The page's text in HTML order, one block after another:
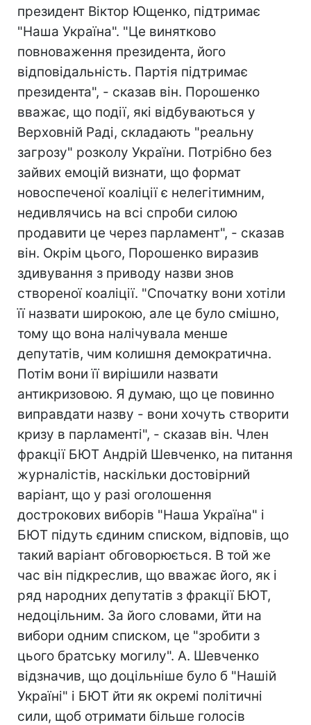
президент Віктор Ющенко, підтримає
"Наша Україна". "Це винятково
повноваження президента, його
відповідальність. Партія підтримає
президента", - сказав він. Порошенко
вважає, що події, які відбуваються у
Верховній Раді, складають "реальну
загрозу" розколу України. Потрібно без
зайвих емоцій визнати, що формат
новоспеченої коаліції є нелегітимним,
недивлячись на всі спроби силою
продавити це через парламент", - сказав
він. Окрім цього, Порошенко виразив
здивування з приводу назви знов
створеної коаліції. "Спочатку вони хотіли
її назвати широкою, але це було смішно,
тому що вона налічувала менше
депутатів, чим колишня демократична.
Потім вони її вирішили назвати
антикризовою. Я думаю, що це повинно
виправдати назву - вони хочуть створити
кризу в парламенті", - сказав він. Член
фракції БЮТ Андрій Шевченко, на питання
журналістів, наскільки достовірний
варіант, що у разі оголошення
дострокових виборів "Наша Україна" і
БЮТ підуть єдиним списком, відповів, що
такий варіант обговорюється. В той же
час він підкреслив, що вважає його, як і
ряд народних депутатів з фракції БЮТ,
недоцільним. За його словами, йти на
вибори одним списком, це "зробити з
цього братську могилу". А. Шевченко
відзначив, що доцільніше було б "Нашій
Україні" і БЮТ йти як окремі політичні
сили, щоб отримати більше голосів